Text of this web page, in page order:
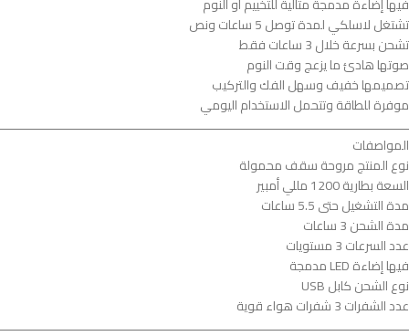
تشتغل لاسلكي لمدة توصل 5 ساعات ونص
تشحن بسرعة خلال 3 ساعات فقط
صوتها هادئ ما يزعج وقت النوم
تصميمها خفيف وسهل الفك والتركيب
موفرة للطاقة وتتحمل الاستخدام اليومي
المواصفات
نوع المنتج مروحة سقف محمولة
السعة بطارية 1200 مللي أمبير
مدة التشغيل حتى 5.5 ساعات
مدة الشحن 3 ساعات
عدد السرعات 3 مستويات
فيها إضاءة LED مدمجة
نوع الشحن كابل USB
عدد الشفرات 3 شفرات هواء قوية